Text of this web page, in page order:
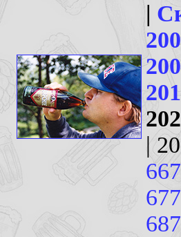
|
|
667
677
687